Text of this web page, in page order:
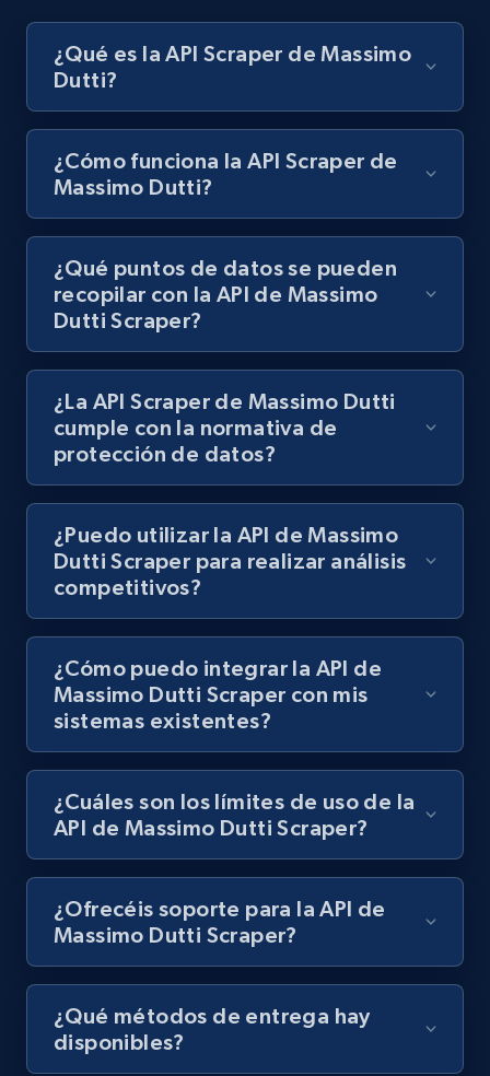
¿Qué es la API Scraper de Massimo
Dutti?
¿Cómo funciona la API Scraper de
Massimo Dutti?
¿Qué puntos de datos se pueden
recopilar con la API de Massimo
Dutti Scraper?
¿La API Scraper de Massimo Dutti
cumple con la normativa de
protección de datos?
¿Puedo utilizar la API de Massimo
Dutti Scraper para realizar análisis
competitivos?
¿Cómo puedo integrar la API de
Massimo Dutti Scraper con mis
sistemas existentes?
¿Cuáles son los límites de uso de la
API de Massimo Dutti Scraper?
¿Ofrecéis soporte para la API de
Massimo Dutti Scraper?
¿Qué métodos de entrega hay
disponibles?